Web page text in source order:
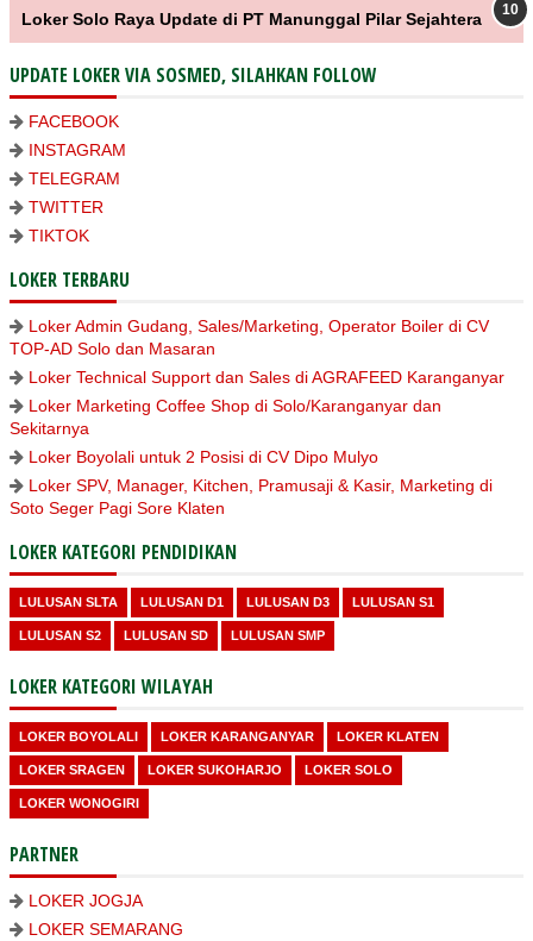
Loker Solo Raya Update di PT Manunggal Pilar Sejahtera
UPDATE LOKER VIA SOSMED, SILAHKAN FOLLOW
FACEBOOK
INSTAGRAM
TELEGRAM
TWITTER
TIKTOK
LOKER TERBARU
Loker Admin Gudang, Sales/Marketing, Operator Boiler di CV
TOP-AD Solo dan Masaran
Loker Technical Support dan Sales di AGRAFEED Karanganyar
Loker Marketing Coffee Shop di Solo/Karanganyar dan
Sekitarnya
Loker Boyolali untuk 2 Posisi di CV Dipo Mulyo
Loker SPV, Manager, Kitchen, Pramusaji & Kasir, Marketing di
Soto Seger Pagi Sore Klaten
LOKER KATEGORI PENDIDIKAN
LULUSAN SLTA LULUSAN D1 LULUSAN D3 LULUSAN S1
LULUSAN S2 LULUSAN SD LULUSAN SMP
LOKER KATEGORI WILAYAH
LOKER BOYOLALI LOKER KARANGANYAR LOKER KLATEN
LOKER SRAGEN LOKER SUKOHARJO LOKER SOLO
LOKER WONOGIRI
PARTNER
LOKER JOGJA
LOKER SEMARANG